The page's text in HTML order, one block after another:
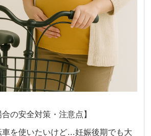
の安全対策・注意点】
車を使いたいけど…妊娠後期でも大